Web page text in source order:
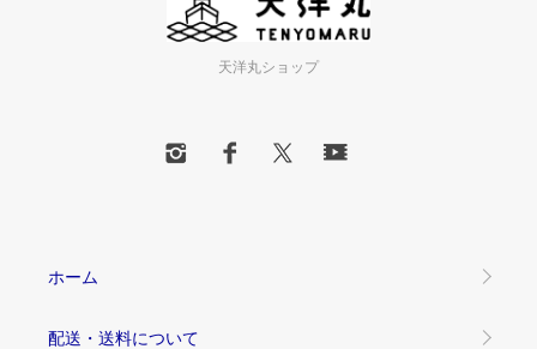
天洋丸ショップ
ホーム
配送・送料について